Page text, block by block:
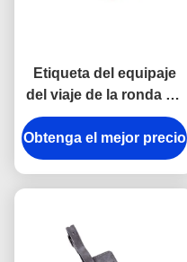
Etiqueta del equipaje
del viaje de la ronda de
la PU con el regalo de la
publicidad de la correa
de la hebilla
Obtenga el mejor precio